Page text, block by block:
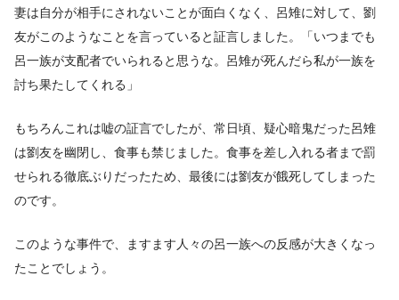
妻は自分が相手にされないことが面白くなく、呂雉に対して、劉
友がこのようなことを言っていると証言しました。「いつまでも
呂一族が支配者でいられると思うな。呂雉が死んだら私が一族を
討ち果たしてくれる」
もちろんこれは嘘の証言でしたが、常日頃、疑心暗鬼だった呂雉
は劉友を幽閉し、食事も禁じました。食事を差し入れる者まで罰
せられる徹底ぶりだったため、最後には劉友が餓死してしまった
のです。
このような事件で、ますます人々の呂一族への反感が大きくなっ
たことでしょう。